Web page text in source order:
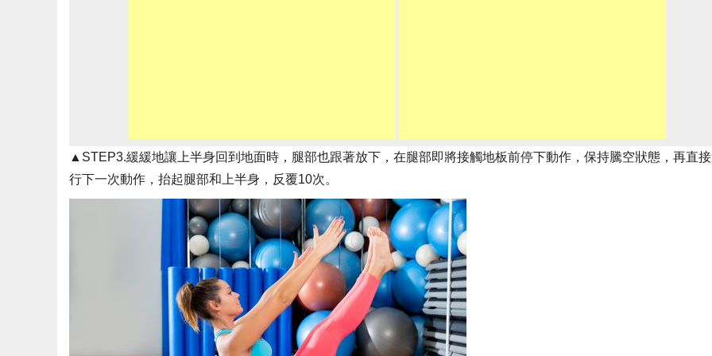
▲STEP3.緩緩地讓上半身回到地面時，腿部也跟著放下，在腿部即將接觸地板前停下動作，保持騰空狀態，再直
行下一次動作，抬起腿部和上半身，反覆10次。